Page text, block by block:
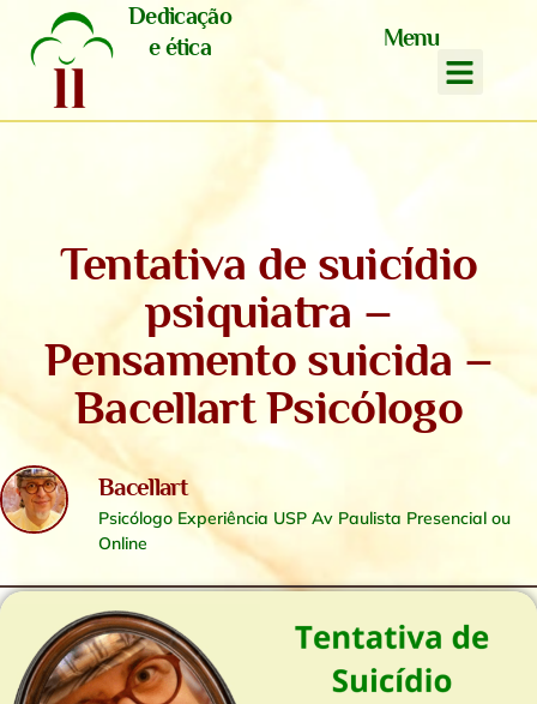
Dedicação
e ética
Menu
Tentativa de suicídio
psiquiatra –
Pensamento suicida –
Bacellart Psicólogo
Bacellart
Psicólogo Experiência USP Av Paulista Presencial ou
Online